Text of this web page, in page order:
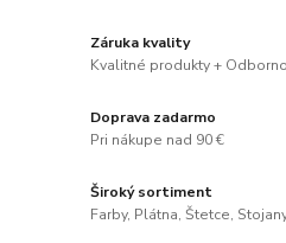
Záruka kvality
Kvalitné produkty +
Doprava zadarmo
Pri nákupe nad 90 €
Široký sortiment
Farby, Plátna, Štetce,